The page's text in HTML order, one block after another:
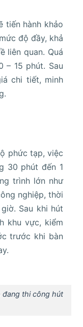
tiến hành khảo
độ đầy, khả
liên quan. Quá
– 15 phút. Sau
chi tiết, minh
phức tạp, việc
30 phút đến 1
trình lớn như
nghiệp, thời
Sau khi hút
khu vực, kiểm
trước khi bàn
đang thi công hút